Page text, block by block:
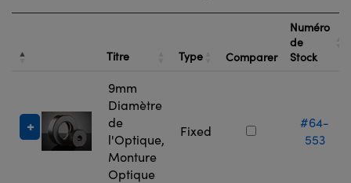
Titre Type Comparer
Numéro
de
Stock
9mm
Diamètre
de
l'Optique,
Monture
Optique
Fixed
#64-
553